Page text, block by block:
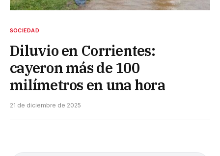
SOCIEDAD
Diluvio en Corrientes:
cayeron más de 100
milímetros en una hora
21 de diciembre de 2025